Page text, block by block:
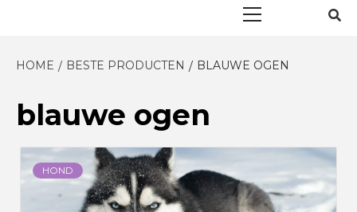
HOME BESTE PRODUCTEN BLAUWE OGEN
blauwe ogen
HOND